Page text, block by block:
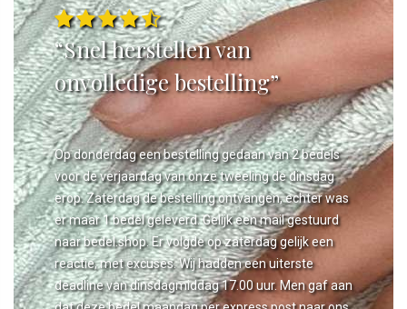
“Snel herstellen van
onvolledige bestelling”
Op donderdag een bestelling gedaan van 2 bedels
voor de verjaardag van onze tweeling de dinsdag
erop. Zaterdag de bestelling ontvangen, echter was
er maar 1 bedel geleverd. Gelijk een mail gestuurd
naar bedel.shop. Er volgde op zaterdag gelijk een
reactie, met excuses. Wij hadden een uiterste
deadline van dinsdagmiddag 17.00 uur. Men gaf aan